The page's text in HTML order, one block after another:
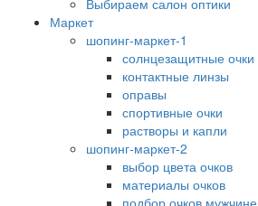
Выбираем салон оптики
Маркет
шопинг-маркет-1
солнцезащитные очки
контактные линзы
оправы
спортивные очки
растворы и капли
шопинг-маркет-2
выбор цвета очков
материалы очков